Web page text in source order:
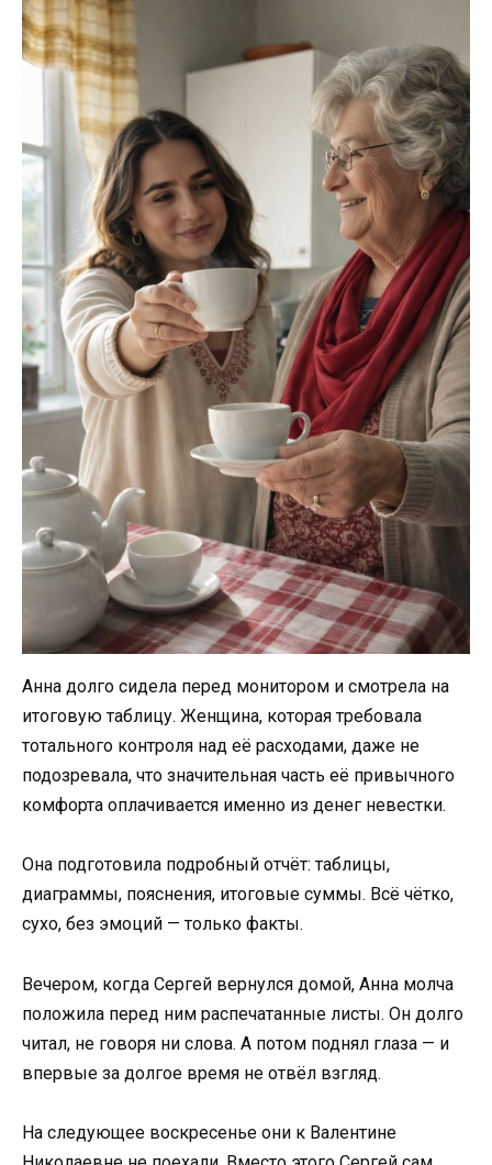
Анна долго сидела перед монитором и смотрела на
итоговую таблицу. Женщина, которая требовала
тотального контроля над её расходами, даже не
подозревала, что значительная часть её привычного
комфорта оплачивается именно из денег невестки.
Она подготовила подробный отчёт: таблицы,
диаграммы, пояснения, итоговые суммы. Всё чётко,
сухо, без эмоций — только факты.
Вечером, когда Сергей вернулся домой, Анна молча
положила перед ним распечатанные листы. Он долго
читал, не говоря ни слова. А потом поднял глаза — и
впервые за долгое время не отвёл взгляд.
На следующее воскресенье они к Валентине